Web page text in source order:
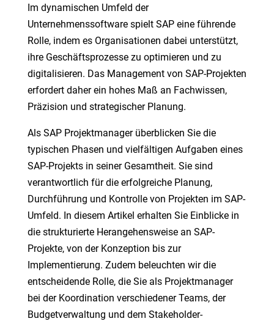
Im dynamischen Umfeld der
Unternehmenssoftware spielt SAP eine führende
Rolle, indem es Organisationen dabei unterstützt,
ihre Geschäftsprozesse zu optimieren und zu
digitalisieren. Das Management von SAP-Projekten
erfordert daher ein hohes Maß an Fachwissen,
Präzision und strategischer Planung.
Als SAP Projektmanager überblicken Sie die
typischen Phasen und vielfältigen Aufgaben eines
SAP-Projekts in seiner Gesamtheit. Sie sind
verantwortlich für die erfolgreiche Planung,
Durchführung und Kontrolle von Projekten im SAP-
Umfeld. In diesem Artikel erhalten Sie Einblicke in
die strukturierte Herangehensweise an SAP-
Projekte, von der Konzeption bis zur
Implementierung. Zudem beleuchten wir die
entscheidende Rolle, die Sie als Projektmanager
bei der Koordination verschiedener Teams, der
Budgetverwaltung und dem Stakeholder-